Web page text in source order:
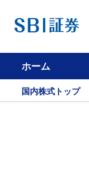
ホーム
国内株式トップ